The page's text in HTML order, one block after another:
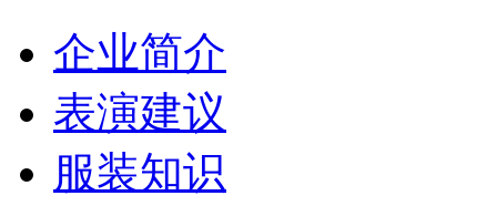
企业简介
表演建议
服装知识